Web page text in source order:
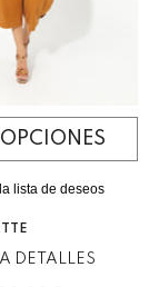
lista de deseos
DETALLES